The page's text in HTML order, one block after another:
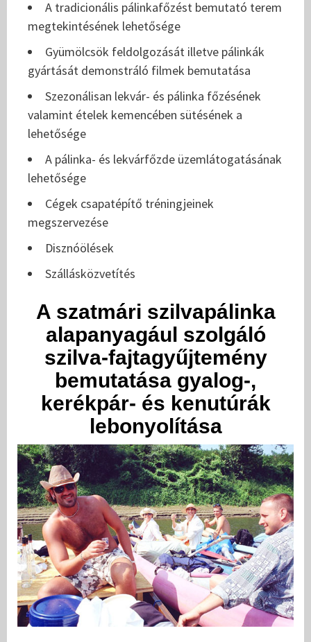
A tradicionális pálinkafőzést bemutató terem
megtekintésének lehetősége
Gyümölcsök feldolgozását illetve pálinkák
gyártását demonstráló filmek bemutatása
Szezonálisan lekvár- és pálinka főzésének
valamint ételek kemencében sütésének a
lehetősége
A pálinka- és lekvárfőzde üzemlátogatásának
lehetősége
Cégek csapatépítő tréningjeinek
megszervezése
Disznóölések
Szállásközvetítés
A szatmári szilvapálinka
alapanyagául szolgáló
szilva-fajtagyűjtemény
bemutatása gyalog-,
kerékpár- és kenutúrák
lebonyolítása